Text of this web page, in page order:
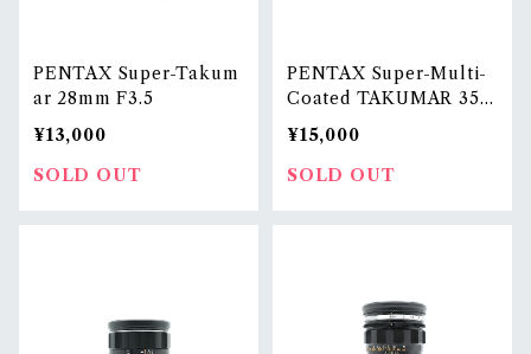
PENTAX Super-Takum
ar 28mm F3.5
¥13,000
SOLD OUT
PENTAX Super-Multi-
Coated TAKUMAR 35m
m F3.5
¥15,000
SOLD OUT